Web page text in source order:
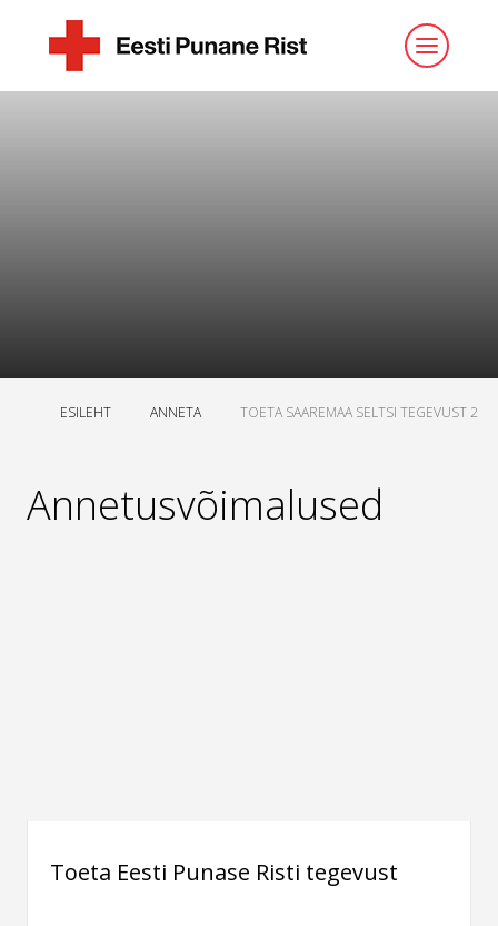
ESILEHT ANNETA TOETA SAAREMAA SELTSI TEGEVUST 2
Annetusvõimalused
Toeta Eesti Punase Risti tegevust